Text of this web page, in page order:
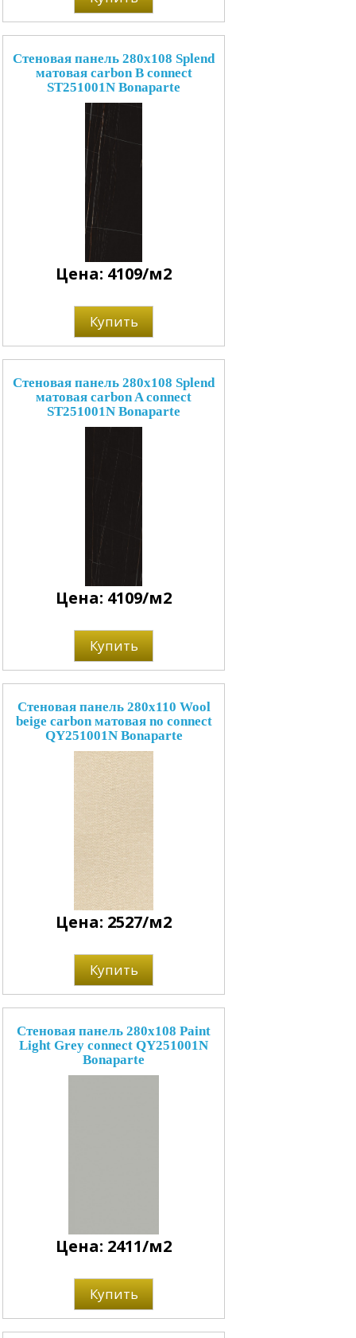
Стеновая панель 280x108 Splend
матовая carbon B connect
ST251001N Bonaparte
Цена: 4109/м2
Купить
Стеновая панель 280x108 Splend
матовая carbon A connect
ST251001N Bonaparte
Цена: 4109/м2
Купить
Стеновая панель 280x110 Wool
beige carbon матовая no connect
QY251001N Bonaparte
Цена: 2527/м2
Купить
Стеновая панель 280x108 Paint
Light Grey connect QY251001N
Bonaparte
Цена: 2411/м2
Купить